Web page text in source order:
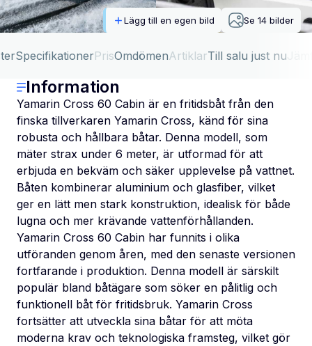
Lägg till en egen bild Se 14 bilder
SpecifikationerPrisOmdömenArtiklarTill salu just nu
Information
Yamarin Cross 60 Cabin är en fritidsbåt från den
finska tillverkaren Yamarin Cross, känd för sina
robusta och hållbara båtar. Denna modell, som
mäter strax under 6 meter, är utformad för att
erbjuda en bekväm och säker upplevelse på vattnet.
Båten kombinerar aluminium och glasfiber, vilket
ger en lätt men stark konstruktion, idealisk för både
lugna och mer krävande vattenförhållanden.
Yamarin Cross 60 Cabin har funnits i olika
utföranden genom åren, med den senaste versionen
fortfarande i produktion. Denna modell är särskilt
populär bland båtägare som söker en pålitlig och
funktionell båt för fritidsbruk. Yamarin Cross
fortsätter att utveckla sina båtar för att möta
moderna krav och teknologiska framsteg, vilket gör